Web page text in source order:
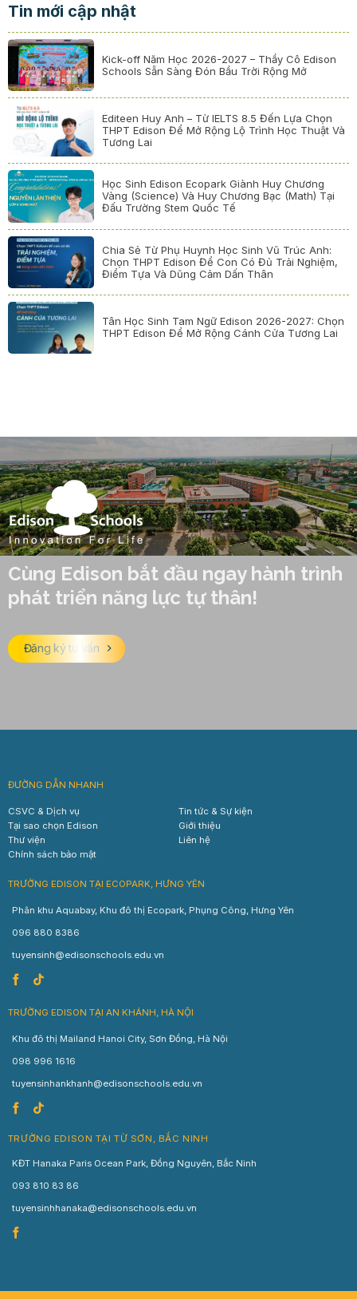
Tin mới cập nhật
Kick-off Năm Học 2026-2027 – Thầy Cô Edison
Schools Sẵn Sàng Đón Bầu Trời Rộng Mở
Editeen Huy Anh – Từ IELTS 8.5 Đến Lựa Chọn
THPT Edison Để Mở Rộng Lộ Trình Học Thuật Và
Tương Lai
Học Sinh Edison Ecopark Giành Huy Chương
Vàng (Science) Và Huy Chương Bạc (Math) Tại
Đấu Trường Stem Quốc Tế
Chia Sẻ Từ Phụ Huynh Học Sinh Vũ Trúc Anh:
Chọn THPT Edison Để Con Có Đủ Trải Nghiệm,
Điểm Tựa Và Dũng Cảm Dấn Thân
Tân Học Sinh Tam Ngữ Edison 2026-2027: Chọn
THPT Edison Để Mở Rộng Cánh Cửa Tương Lai
Cùng Edison bắt đầu ngay hành trình
phát triển năng lực tự thân!
Đăng ký tư vấn
ĐƯỜNG DẪN NHANH
CSVC & Dịch vụ
Tin tức & Sự kiện
Tại sao chọn Edison
Giới thiệu
Thư viện
Liên hệ
Chính sách bảo mật
TRƯỜNG EDISON TẠI ECOPARK, HƯNG YÊN
Phân khu Aquabay, Khu đô thị Ecopark, Phụng Công, Hưng Yên
096 880 8386
tuyensinh@edisonschools.edu.vn
TRƯỜNG EDISON TẠI AN KHÁNH, HÀ NỘI
Khu đô thị Mailand Hanoi City, Sơn Đồng, Hà Nội
098 996 1616
tuyensinhankhanh@edisonschools.edu.vn
TRƯỜNG EDISON TẠI TỪ SƠN, BẮC NINH
KĐT Hanaka Paris Ocean Park, Đồng Nguyên, Bắc Ninh
093 810 83 86
tuyensinhhanaka@edisonschools.edu.vn